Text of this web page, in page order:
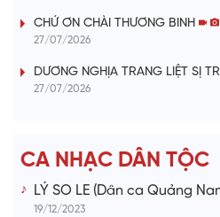
V
i
e
o
CHỨ ƠN CHÀI THƯƠNG BINH
27/07/2026
DƯƠNG NGHỊA TRANG LIỆT SỊ
27/07/2026
CA NHẠC DÂN TỘC
LÝ SO LE (Dân ca Quảng
19/12/2023